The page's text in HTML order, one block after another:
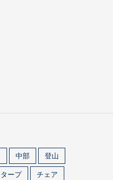
中部
登山
タープ
チェア